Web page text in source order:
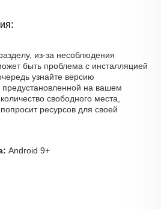
из-за несоблюдения
быть проблема с инсталляцией
узнайте версию
на вашем
свободного места,
ресурсов для своей
Android 9+